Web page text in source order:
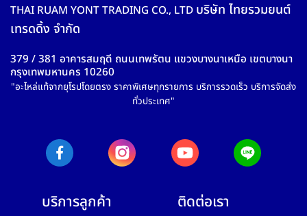
THAI RUAM YONT TRADING CO., LTD บริษัท ไทยรวมยนต์
เทรดดิ้ง จำกัด
379 / 381 อาคารสมฤดี ถนนเทพรัตน แขวงบางนาเหนือ เขตบางนา
กรุงเทพมหานคร 10260
"อะไหล่แท้จากยุโรปโดยตรง ราคาพิเศษทุกรายการ บริการรวดเร็ว บริการจัดส่ง
ทั่วประเทศ"
บริการลูกค้า ติดต่อเรา